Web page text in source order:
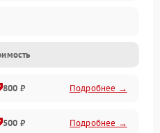
800 ₽ Подробнее →
500 ₽ Подробнее →